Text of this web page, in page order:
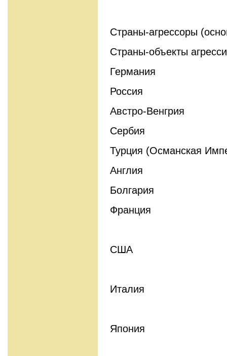
Страны-агрессоры
Страны-объекты
Германия
Россия
Австро-Венгрия
Сербия
Турция (Османская
Англия
Болгария
Франция
США
Италия
Япония